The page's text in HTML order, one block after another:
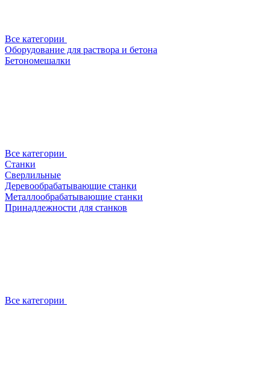
Все категории
Оборудование для раствора и бетона
Бетономешалки
Все категории
Станки
Сверлильные
Деревообрабатывающие станки
Металлообрабатывающие станки
Принадлежности для станков
Все категории